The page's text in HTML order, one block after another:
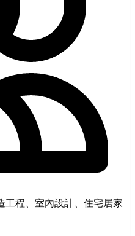
工程、室內設計、住宅居家